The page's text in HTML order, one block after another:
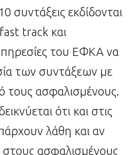
συντάξεις εκδίδονται
track και
του ΕΦΚΑ να
των συντάξεων με
ασφαλισμένους.
ότι και στις
λάθη και αν
ασφαλισμένους